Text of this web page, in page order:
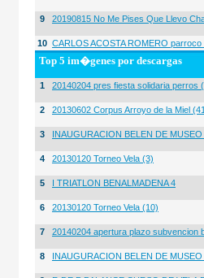
9 20190815 No Me Pises Que Llevo
10 CARLOS ACOSTA ROMERO
Top 5 im�genes por descargas
1 20140204 pres fiesta solidaria perros
2 20130602 Corpus Arroyo de la Miel
3 INAUGURACION BELEN DE
4 20130120 Torneo Vela (3)
5 I TRIATLON BENALMADENA 4
6 20130120 Torneo Vela (10)
7 20140204 apertura plazo subvencion
8 INAUGURACION BELEN DE